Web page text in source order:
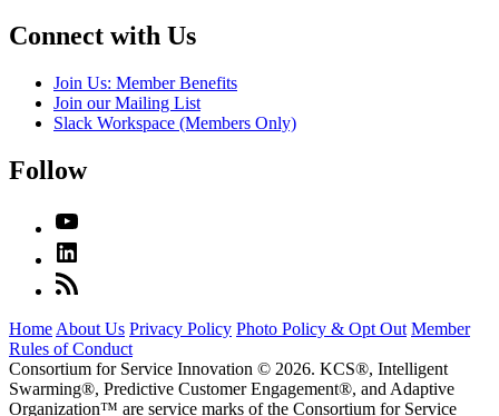
Connect with Us
Join Us: Member Benefits
Join our Mailing List
Slack Workspace (Members Only)
Follow
Home About Us Privacy Policy Photo Policy & Opt Out Member
Rules of Conduct
Consortium for Service Innovation © 2026. KCS®, Intelligent
Swarming®, Predictive Customer Engagement®, and Adaptive
Organization™ are service marks of the Consortium for Service